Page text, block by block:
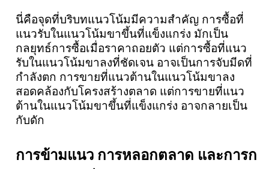
นี่คือจุดที่บริบทแนวโน้มมีความสำคัญ การซื้อที่
แนวรับในแนวโน้มขาขึ้นที่แข็งแกร่ง มักเป็น
กลยุทธ์การซื้อเมื่อราคาถอยตัว แต่การซื้อที่แนว
รับในแนวโน้มขาลงที่ชัดเจน อาจเป็นการจับมีดที่
กำลังตก การขายที่แนวต้านในแนวโน้มขาลง
สอดคล้องกับโครงสร้างตลาด แต่การขายที่แนว
ต้านในแนวโน้มขาขึ้นที่แข็งแกร่ง อาจกลายเป็น
กับดัก
การข้ามแนว การหลอกตลาด และการก